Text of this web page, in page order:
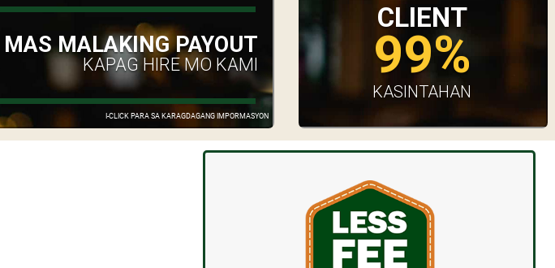
I-CLICK PARA SA KARAGDAGANG IMPORMASYON
MAS MALAKING PAYOUT
KAPAG HIRE MO KAMI
CLIENT
99%
KASINTAHAN